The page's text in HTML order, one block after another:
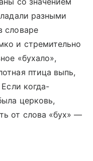
разными
словаре
и стремительно
«бухало»,
птица выпь,
когда-
церковь,
от слова «бух» —